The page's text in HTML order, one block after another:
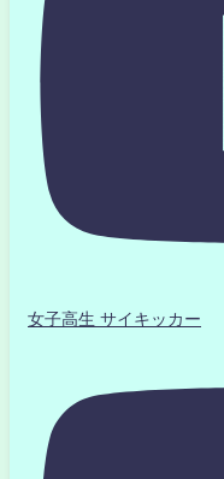
女子高生 サイキッカー